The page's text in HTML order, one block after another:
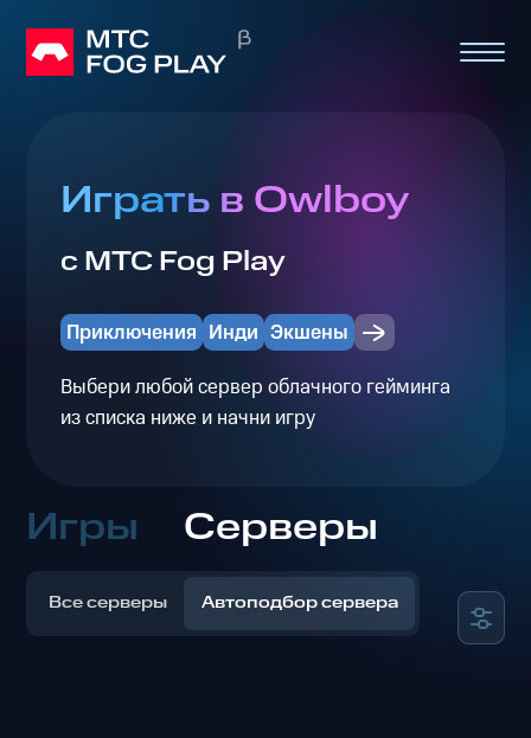
Играть в Owlboy
с МТС Fog Play
Приключения Инди Экшены
Выбери любой сервер облачного гейминга
из списка ниже и начни игру
Игры Серверы
Все серверы Автоподбор сервера